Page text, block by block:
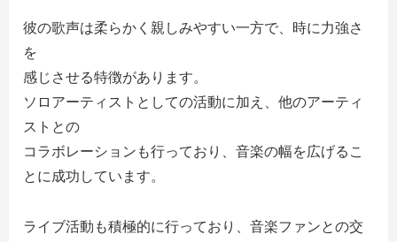
彼の歌声は柔らかく親しみやすい一方で、時に力強さ
を
感じさせる特徴があります。
ソロアーティストとしての活動に加え、他のアーティ
ストとの
コラボレーションも行っており、音楽の幅を広げるこ
とに成功しています。
ライブ活動も積極的に行っており、音楽ファンとの交